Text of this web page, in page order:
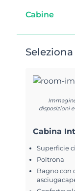
Cabine
disposizioni
Cabina
Superficie
Poltrona
Bagno con